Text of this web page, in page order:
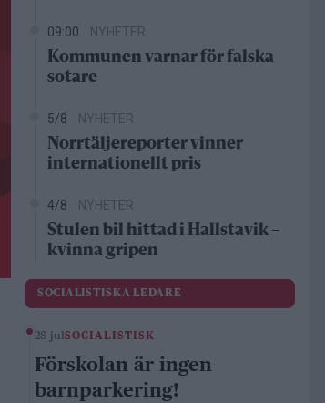
09:00 NYHETER
Kommunen varnar för falska
sotare
5/8 NYHETER
Norrtäljereporter vinner
internationellt pris
4/8 NYHETER
Stulen bil hittad i Hallstavik –
kvinna gripen
SOCIALISTISKA LEDARE
28 julSOCIALISTISK
Förskolan är ingen
barnparkering!